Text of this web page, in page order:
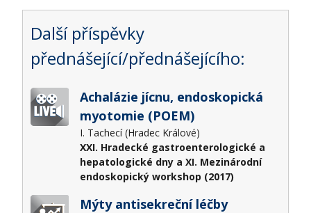
Další příspěvky
přednášející/přednášejícího:
Achalázie jícnu, endoskopická
myotomie (POEM)
I. Tachecí (Hradec Králové)
XXI. Hradecké gastroenterologické a
hepatologické dny a XI. Mezinárodní
endoskopický workshop (2017)
Mýty antisekreční léčby